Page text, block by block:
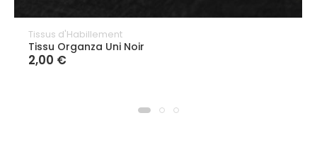
Tissus d'Habillement
Tissu Organza Uni Noir
2,00 €